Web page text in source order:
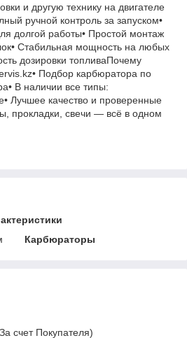
и другую технику на двигателе
ручной контроль за запуском•
долгой работы• Простой монтаж
Стабильная мощность на любых
дозировки топливаПочему
Подбор карбюратора по
В наличии все типы:
Лучшее качество и проверенные
прокладки, свечи — всё в одном
Карбюраторы
счет Покупателя)